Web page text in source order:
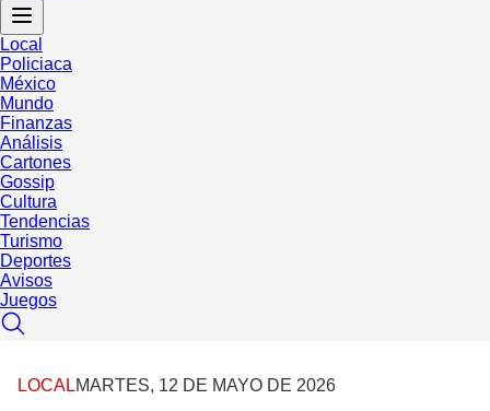
Local
Policiaca
México
Mundo
Finanzas
Análisis
Cartones
Gossip
Cultura
Tendencias
Turismo
Deportes
Avisos
Juegos
LOCALMARTES, 12 DE MAYO DE 2026